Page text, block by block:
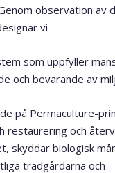
observation av
vi
som uppfyller
och bevarande av
på Permaculture-
restaurering och
skyddar biologisk
trädgårdarna och